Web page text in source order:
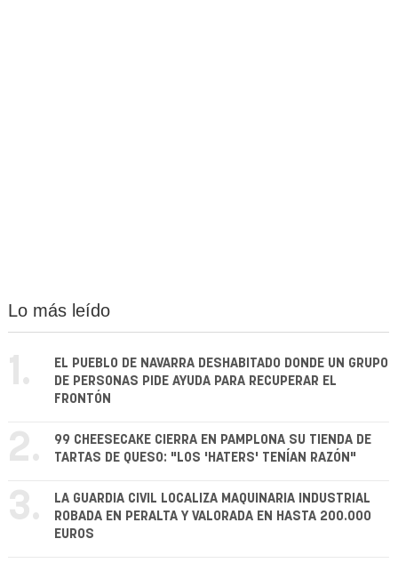
Lo más leído
1.
EL PUEBLO DE NAVARRA DESHABITADO DONDE UN GRUPO
DE PERSONAS PIDE AYUDA PARA RECUPERAR EL
FRONTÓN
2.
99 CHEESECAKE CIERRA EN PAMPLONA SU TIENDA DE
TARTAS DE QUESO: "LOS 'HATERS' TENÍAN RAZÓN"
3.
LA GUARDIA CIVIL LOCALIZA MAQUINARIA INDUSTRIAL
ROBADA EN PERALTA Y VALORADA EN HASTA 200.000
EUROS